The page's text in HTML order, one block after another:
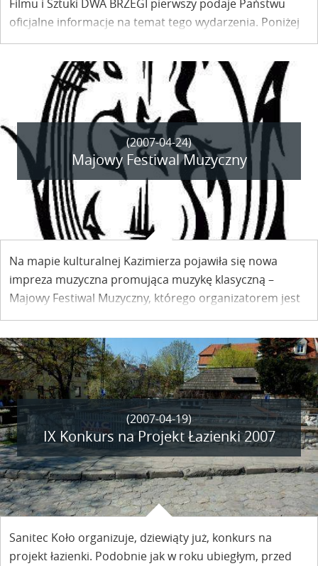
Filmu i Sztuki DWA BRZEGI pierwszy podaje Państwu
oficjalne informacje na temat tego wydarzenia. Poniżej
bezpośrednia relacja z konferencji prasowej
odbywającej się w warszawskiej restauracji „Żywiciel”.
(2007-04-24)
Majowy Festiwal Muzyczny
Na mapie kulturalnej Kazimierza pojawiła się nowa
impreza muzyczna promująca muzykę klasyczną –
Majowy Festiwal Muzyczny, którego organizatorem jest
krakowska Fundacja Pomocy Artystom Polskim
Czardasz. Nasz Portal jest patronem medialnym
Festiwalu.
(2007-04-19)
IX Konkurs na Projekt Łazienki 2007
Sanitec Koło organizuje, dziewiąty już, konkurs na
projekt łazienki. Podobnie jak w roku ubiegłym, przed